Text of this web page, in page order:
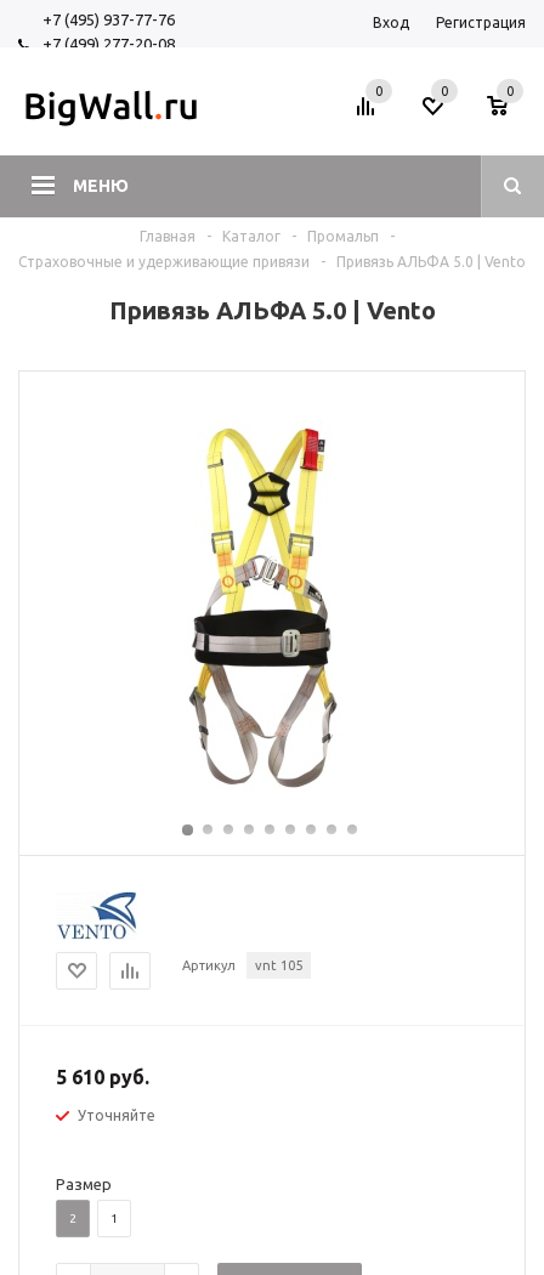
+7 (495) 937-77-76
+7 (499) 277-20-08
Вход Регистрация
МЕНЮ
0 0
0
Главная - Каталог - Промальп
-
Страховочные и удерживающие привязи
- Привязь АЛЬФА 5.0 | Vento
Привязь АЛЬФА 5.0 | Vento
Артикул vnt 105
5 610 руб.
Уточняйте
Размер
2 1